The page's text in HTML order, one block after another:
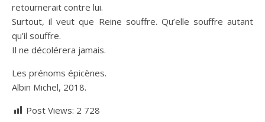
retournerait contre lui.
Surtout, il veut que Reine souffre. Qu’elle souffre autant
qu’il souffre.
Il ne décolérera jamais.
Les prénoms épicènes.
Albin Michel, 2018.
Post Views: 2 728